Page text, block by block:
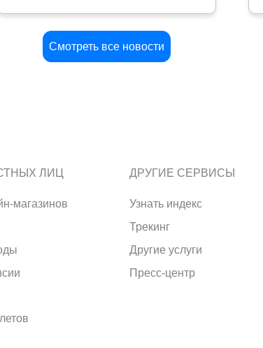
настоящим прорывом и серьезно
Смотреть все новости
ЛИЦ
магазинов
ДРУГИЕ СЕРВИСЫ
Узнать индекс
Трекинг
Другие услуги
Пресс-центр